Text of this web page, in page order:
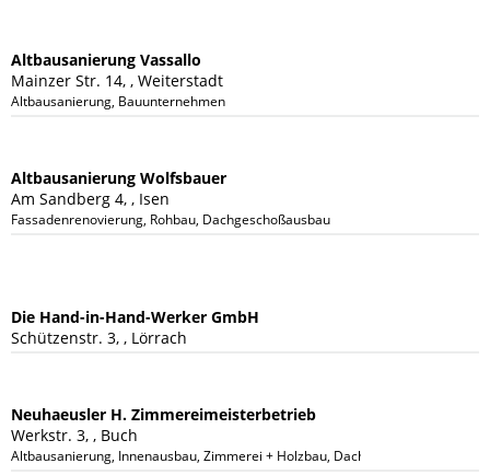
Altbausanierung Vassallo
Mainzer Str. 14, , Weiterstadt
Altbausanierung, Bauunternehmen
Altbausanierung Wolfsbauer
Am Sandberg 4, , Isen
Fassadenrenovierung, Rohbau, Dachgeschoßausbau
Die Hand-in-Hand-Werker GmbH
Schützenstr. 3, , Lörrach
Neuhaeusler H. Zimmereimeisterbetrieb
Werkstr. 3, , Buch
Altbausanierung, Innenausbau, Zimmerei + Holzbau, Dachsanierung,